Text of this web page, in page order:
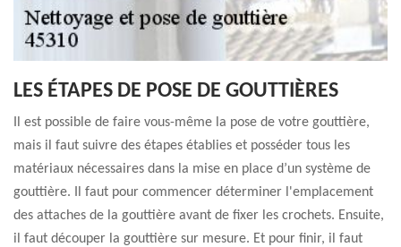
LES ÉTAPES DE POSE DE GOUTTIÈRES
Il est possible de faire vous-même la pose de votre gouttière,
mais il faut suivre des étapes établies et posséder tous les
matériaux nécessaires dans la mise en place d’un système de
gouttière. Il faut pour commencer déterminer l'emplacement
des attaches de la gouttière avant de fixer les crochets. Ensuite,
il faut découper la gouttière sur mesure. Et pour finir, il faut